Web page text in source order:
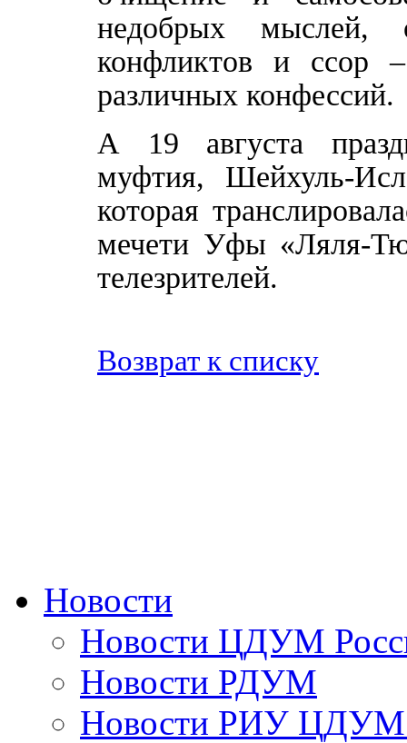
недобрых
конфликтов и ссор
различных конфессий.
А 19 августа
муфтия, Шейхуль-
которая
мечети Уфы «Ляля-
телезрителей.
Возврат к списку
Новости
Новости ЦДУМ
Новости РДУМ
Новости РИУ ЦДУМ